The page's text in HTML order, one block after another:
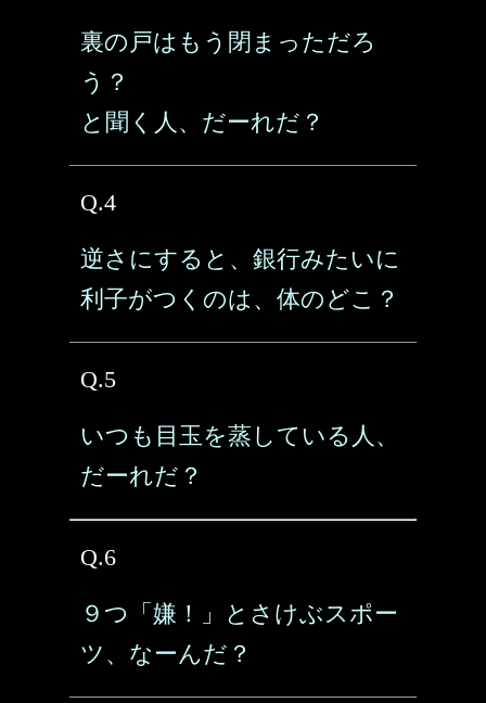
裏の戸はもう閉まっただろ
う？
と聞く人、だーれだ？
Q.4
逆さにすると、銀行みたいに
利子がつくのは、体のどこ？
Q.5
いつも目玉を蒸している人、
だーれだ？
Q.6
９つ「嫌！」とさけぶスポー
ツ、なーんだ？